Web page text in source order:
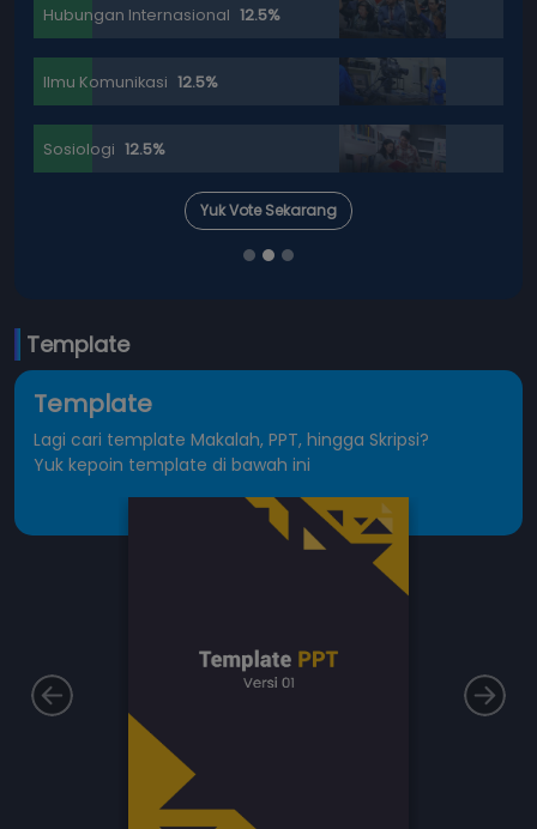
Hubungan Internasional 12.5%
Ilmu Komunikasi 12.5%
Sosiologi 12.5%
Yuk Vote Sekarang
Template
Template
Lagi cari template Makalah, PPT, hingga Skripsi?
Yuk kepoin template di bawah ini